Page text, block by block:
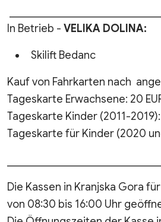
In Betrieb - VELIKA DOLINA:
Skilift Bedanc
Kauf von Fahrkarten nach
Tageskarte Erwachsene: 20
Tageskarte Kinder (2011-2019):
Tageskarte für Kinder (2020
Die Kassen in Kranjska Gora
von 08:30 bis 16:00 Uhr